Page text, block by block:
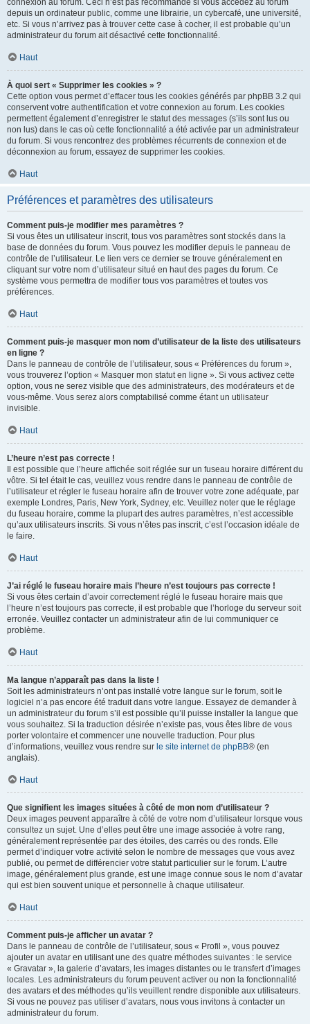
connexion au forum. Ceci n’est pas recommandé si vous accédez au forum
depuis un ordinateur public, comme une librairie, un cybercafé, une université,
etc. Si vous n’arrivez pas à trouver cette case à cocher, il est probable qu’un
administrateur du forum ait désactivé cette fonctionnalité.
Haut
À quoi sert « Supprimer les cookies » ?
Cette option vous permet d’effacer tous les cookies générés par phpBB 3.2 qui
conservent votre authentification et votre connexion au forum. Les cookies
permettent également d’enregistrer le statut des messages (s’ils sont lus ou
non lus) dans le cas où cette fonctionnalité a été activée par un administrateur
du forum. Si vous rencontrez des problèmes récurrents de connexion et de
déconnexion au forum, essayez de supprimer les cookies.
Haut
Préférences et paramètres des utilisateurs
Comment puis-je modifier mes paramètres ?
Si vous êtes un utilisateur inscrit, tous vos paramètres sont stockés dans la
base de données du forum. Vous pouvez les modifier depuis le panneau de
contrôle de l’utilisateur. Le lien vers ce dernier se trouve généralement en
cliquant sur votre nom d’utilisateur situé en haut des pages du forum. Ce
système vous permettra de modifier tous vos paramètres et toutes vos
préférences.
Haut
Comment puis-je masquer mon nom d’utilisateur de la liste des utilisateurs
en ligne ?
Dans le panneau de contrôle de l’utilisateur, sous « Préférences du forum »,
vous trouverez l’option « Masquer mon statut en ligne ». Si vous activez cette
option, vous ne serez visible que des administrateurs, des modérateurs et de
vous-même. Vous serez alors comptabilisé comme étant un utilisateur
invisible.
Haut
L’heure n’est pas correcte !
Il est possible que l’heure affichée soit réglée sur un fuseau horaire différent du
vôtre. Si tel était le cas, veuillez vous rendre dans le panneau de contrôle de
l’utilisateur et régler le fuseau horaire afin de trouver votre zone adéquate, par
exemple Londres, Paris, New York, Sydney, etc. Veuillez noter que le réglage
du fuseau horaire, comme la plupart des autres paramètres, n’est accessible
qu’aux utilisateurs inscrits. Si vous n’êtes pas inscrit, c’est l’occasion idéale de
le faire.
Haut
J’ai réglé le fuseau horaire mais l’heure n’est toujours pas correcte !
Si vous êtes certain d’avoir correctement réglé le fuseau horaire mais que
l’heure n’est toujours pas correcte, il est probable que l’horloge du serveur soit
erronée. Veuillez contacter un administrateur afin de lui communiquer ce
problème.
Haut
Ma langue n’apparaît pas dans la liste !
Soit les administrateurs n’ont pas installé votre langue sur le forum, soit le
logiciel n’a pas encore été traduit dans votre langue. Essayez de demander à
un administrateur du forum s’il est possible qu’il puisse installer la langue que
vous souhaitez. Si la traduction désirée n’existe pas, vous êtes libre de vous
porter volontaire et commencer une nouvelle traduction. Pour plus
d’informations, veuillez vous rendre sur le site internet de phpBB® (en
anglais).
Haut
Que signifient les images situées à côté de mon nom d’utilisateur ?
Deux images peuvent apparaître à côté de votre nom d’utilisateur lorsque vous
consultez un sujet. Une d’elles peut être une image associée à votre rang,
généralement représentée par des étoiles, des carrés ou des ronds. Elle
permet d’indiquer votre activité selon le nombre de messages que vous avez
publié, ou permet de différencier votre statut particulier sur le forum. L’autre
image, généralement plus grande, est une image connue sous le nom d’avatar
qui est bien souvent unique et personnelle à chaque utilisateur.
Haut
Comment puis-je afficher un avatar ?
Dans le panneau de contrôle de l’utilisateur, sous « Profil », vous pouvez
ajouter un avatar en utilisant une des quatre méthodes suivantes : le service
« Gravatar », la galerie d’avatars, les images distantes ou le transfert d’images
locales. Les administrateurs du forum peuvent activer ou non la fonctionnalité
des avatars et des méthodes qu’ils veuillent rendre disponible aux utilisateurs.
Si vous ne pouvez pas utiliser d’avatars, nous vous invitons à contacter un
administrateur du forum.